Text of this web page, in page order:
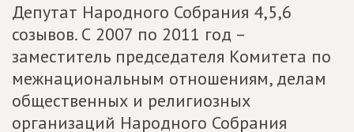
Депутат Народного Собрания 4,5,6
созывов. С 2007 по 2011 год –
заместитель председателя Комитета по
межнациональным отношениям, делам
общественных и религиозных
организаций Народного Собрания